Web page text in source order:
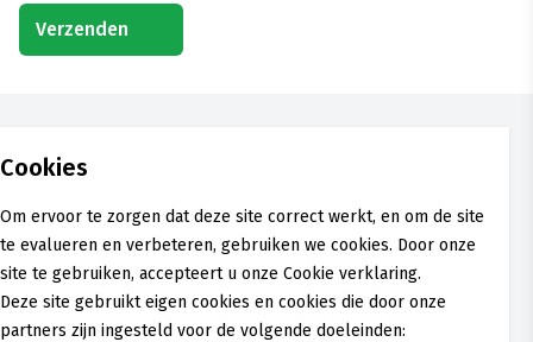
Verzenden
Breeërsteenweg 146
3640 Kinrooi
cultuur@kinrooi.be
Telefoon: 089 30 08 40
Cookies
Om ervoor te zorgen dat deze site correct werkt, en om de site
te evalueren en verbeteren, gebruiken we cookies. Door onze
site te gebruiken, accepteert u onze Cookie verklaring.
Deze site gebruikt eigen cookies en cookies die door onze
partners zijn ingesteld voor de volgende doeleinden: